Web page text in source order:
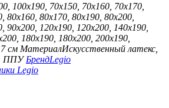
100х190, 70х150, 70х160, 70х170,
80х160, 80х170, 80х190, 80х200,
90х200, 120х190, 120х200, 140х190,
180х190, 180х200, 200х190,
см МатериалИскусственный латекс,
ППУ БрендLegio
Legio